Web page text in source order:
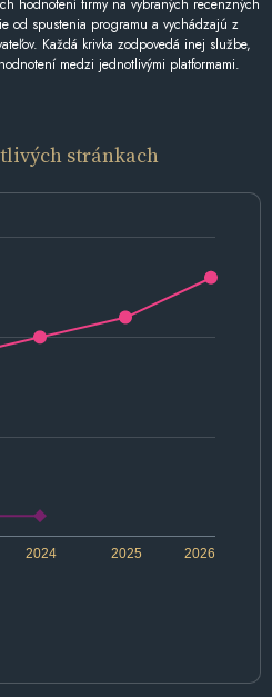
hodnotení firmy na vybraných recenzných
od spustenia programu a vychádzajú z
Každá krivka zodpovedá inej službe,
medzi jednotlivými platformami.
stránkach
2024 2026
2025